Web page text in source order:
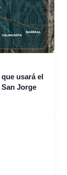
usará el
Jorge